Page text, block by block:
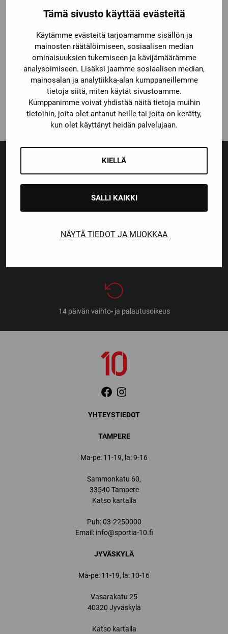
Tämä sivusto käyttää evästeitä
Käytämme evästeitä tarjoamamme sisällön ja
mainosten räätälöimiseen, sosiaalisen median
ominaisuuksien tukemiseen ja kävijämäärämme
analysoimiseen. Lisäksi jaamme sosiaalisen median,
mainosalan ja analytiikka-alan kumppaneillemme
tietoja siitä, miten käytät sivustoamme.
Kumppanimme voivat yhdistää näitä tietoja muihin
tietoihin, joita olet antanut heille tai joita on kerätty,
kun olet käyttänyt heidän palvelujaan.
KIELLÄ
SALLI KAIKKI
NÄYTÄ TIEDOT JA MUOKKAA
Bauer
BAUER NEW ERA
FLORAL 950 LIPPIS
Katso kaikki vaihtoehdot
34,90€
Ensiluokkainen palvelu Monipuoliset maksutavat
14 päivän vaihto- ja palautusoikeus
YHTEYSTIEDOT
TAMPERE
Ma-pe: 11-19, la: 9-16
Sammonkatu 60,
33540 Tampere
Katso kartalla
Puh:03-2250000
Email: info@sportia-10.fi
JYVÄSKYLÄ
Ma-pe: 11-19, la: 10-16
Vasarakatu 25
40320 Jyväskylä
Katso kartalla